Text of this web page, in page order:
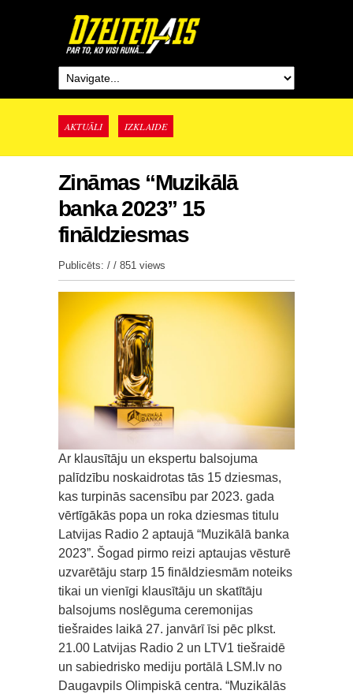
AKTUĀLI IZKLAIDE
Zināmas “Muzikālā
banka 2023” 15
fināldziesmas
Publicēts: / / 851 views
Ar klausītāju un ekspertu balsojuma
palīdzību noskaidrotas tās 15 dziesmas,
kas turpinās sacensību par 2023. gada
vērtīgākās popa un roka dziesmas titulu
Latvijas Radio 2 aptaujā “Muzikālā banka
2023”. Šogad pirmo reizi aptaujas vēsturē
uzvarētāju starp 15 fināldziesmām noteiks
tikai un vienīgi klausītāju un skatītāju
balsojums noslēguma ceremonijas
tiešraides laikā 27. janvārī īsi pēc plkst.
21.00 Latvijas Radio 2 un LTV1 tiešraidē
un sabiedrisko mediju portālā LSM.lv no
Daugavpils Olimpiskā centra. “Muzikālās